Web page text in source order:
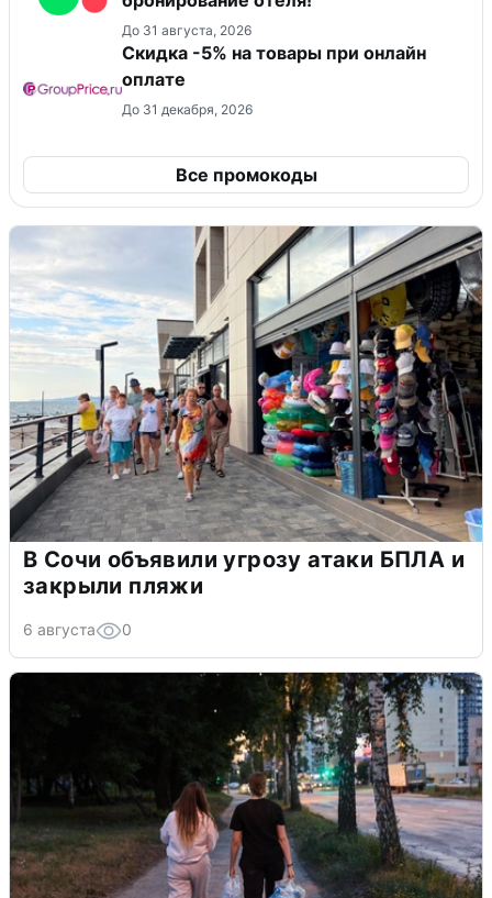
До 31 августа, 2026
​Скидка -5% на товары при онлайн
оплате
До 31 декабря, 2026
Все промокоды
В Сочи объявили угрозу атаки БПЛА и
закрыли пляжи
6 августа 0